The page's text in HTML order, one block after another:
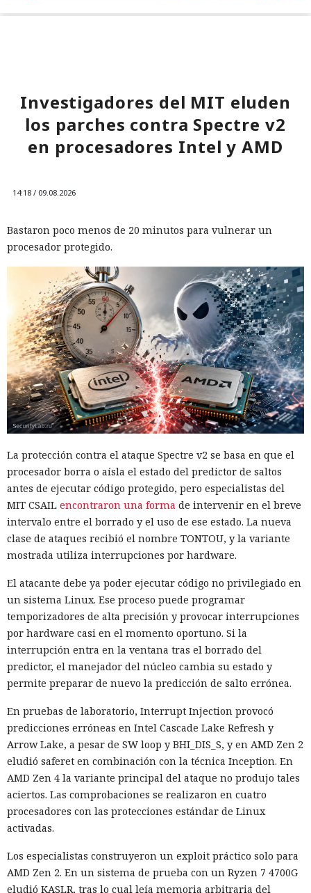
Investigadores del MIT eluden
los parches contra Spectre v2
en procesadores Intel y AMD
14:18 / 09.08.2026
Bastaron poco menos de 20 minutos para vulnerar un
procesador protegido.
La protección contra el ataque Spectre v2 se basa en que el
procesador borra o aísla el estado del predictor de saltos
antes de ejecutar código protegido, pero especialistas del
MIT CSAIL encontraron una forma de intervenir en el breve
intervalo entre el borrado y el uso de ese estado. La nueva
clase de ataques recibió el nombre TONTOU, y la variante
mostrada utiliza interrupciones por hardware.
El atacante debe ya poder ejecutar código no privilegiado en
un sistema Linux. Ese proceso puede programar
temporizadores de alta precisión y provocar interrupciones
por hardware casi en el momento oportuno. Si la
interrupción entra en la ventana tras el borrado del
predictor, el manejador del núcleo cambia su estado y
permite preparar de nuevo la predicción de salto errónea.
En pruebas de laboratorio, Interrupt Injection provocó
predicciones erróneas en Intel Cascade Lake Refresh y
Arrow Lake, a pesar de SW loop y BHI_DIS_S, y en AMD Zen 2
eludió saferet en combinación con la técnica Inception. En
AMD Zen 4 la variante principal del ataque no produjo tales
aciertos. Las comprobaciones se realizaron en cuatro
procesadores con las protecciones estándar de Linux
activadas.
Los especialistas construyeron un exploit práctico solo para
AMD Zen 2. En un sistema de prueba con un Ryzen 7 4700G
eludió KASLR, tras lo cual leía memoria arbitraria del